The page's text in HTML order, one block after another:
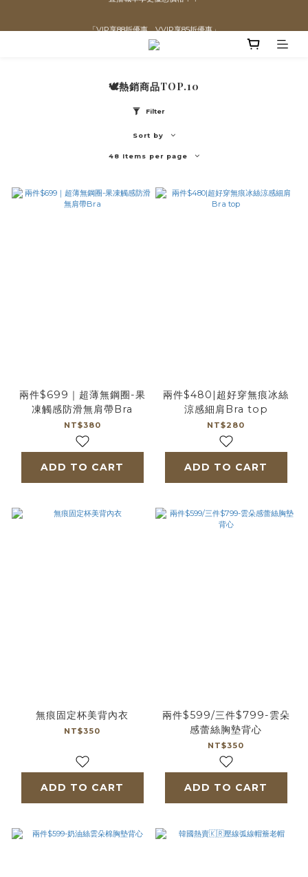
「VIP享88折優惠、VVIP享85折優惠」
直播喊單享更優惠價格！！
🕊️熱銷商品TOP.10
Filter
Sort by
48 Items per page
兩件$699｜超薄無鋼圈-果
凍觸感防滑無肩帶Bra
NT$380
ADD TO CART
兩件$480|超好穿無痕冰絲
涼感細肩Bra top
NT$280
ADD TO CART
無痕固定杯美背內衣
NT$350
ADD TO CART
兩件$599/三件$799-雲朵
感蕾絲胸墊背心
NT$350
ADD TO CART